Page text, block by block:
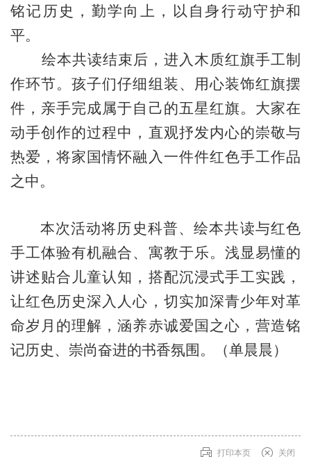
铭记历史，勤学向上，以自身行动守护和
平。
绘本共读结束后，进入木质红旗手工制
作环节。孩子们仔细组装、用心装饰红旗摆
件，亲手完成属于自己的五星红旗。大家在
动手创作的过程中，直观抒发内心的崇敬与
热爱，将家国情怀融入一件件红色手工作品
之中。
本次活动将历史科普、绘本共读与红色
手工体验有机融合、寓教于乐。浅显易懂的
讲述贴合儿童认知，搭配沉浸式手工实践，
让红色历史深入人心，切实加深青少年对革
命岁月的理解，涵养赤诚爱国之心，营造铭
记历史、崇尚奋进的书香氛围。
（单晨晨 ）
打印本页 关闭